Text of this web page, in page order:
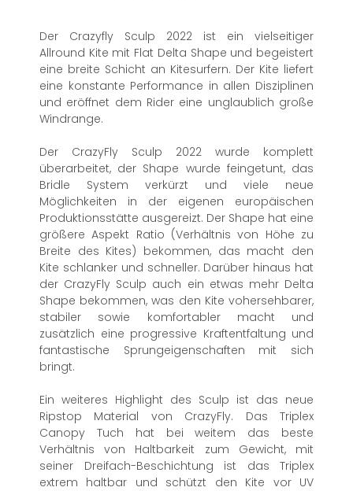
Der Crazyfly Sculp 2022 ist ein vielseitiger
Allround Kite mit Flat Delta Shape und begeistert
eine breite Schicht an Kitesurfern. Der Kite liefert
eine konstante Performance in allen Disziplinen
und eröffnet dem Rider eine unglaublich große
Windrange.
Der CrazyFly Sculp 2022 wurde komplett
überarbeitet, der Shape wurde feingetunt, das
Bridle System verkürzt und viele neue
Möglichkeiten in der eigenen europäischen
Produktionsstätte ausgereizt. Der Shape hat eine
größere Aspekt Ratio (Verhältnis von Höhe zu
Breite des Kites) bekommen, das macht den
Kite schlanker und schneller. Darüber hinaus hat
der CrazyFly Sculp auch ein etwas mehr Delta
Shape bekommen, was den Kite vohersehbarer,
stabiler sowie komfortabler macht und
zusätzlich eine progressive Kraftentfaltung und
fantastische Sprungeigenschaften mit sich
bringt.
Ein weiteres Highlight des Sculp ist das neue
Ripstop Material von CrazyFly. Das Triplex
Canopy Tuch hat bei weitem das beste
Verhältnis von Haltbarkeit zum Gewicht, mit
seiner Dreifach-Beschichtung ist das Triplex
extrem haltbar und schützt den Kite vor UV